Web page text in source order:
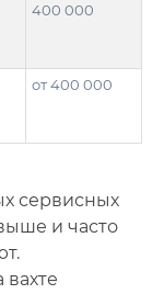
400 000
от 400 000
сервисных
и часто